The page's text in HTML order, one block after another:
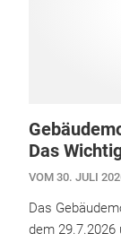
Das
VOM 30. JULI
Das
dem 29.7.2026